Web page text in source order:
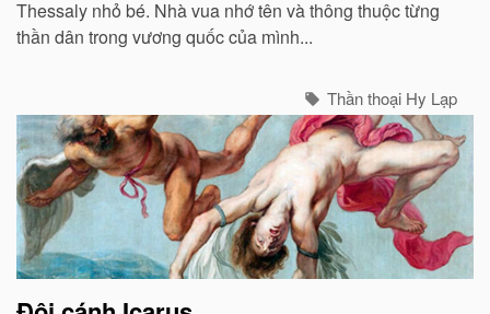
Thessaly nhỏ bé. Nhà vua nhớ tên và thông thuộc từng
thần dân trong vương quốc của mình...
Thần thoại Hy Lạp